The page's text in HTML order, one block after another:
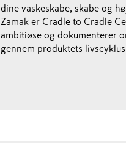
dine vaskeskabe, skabe og
Zamak er Cradle to Cradle
ambitiøse og dokumenterer
gennem produktets livscyklus.